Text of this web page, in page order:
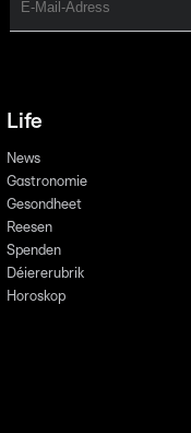
Life
News
Gastronomie
Gesondheet
Reesen
Spenden
Déiererubrik
Horoskop